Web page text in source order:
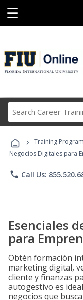
☰
› Training
Negocios Digitales para
phone Call Us:
Esenciales
para
Obtén formación
marketing digital,
cliente y finanzas
autogestivo es
negocios que